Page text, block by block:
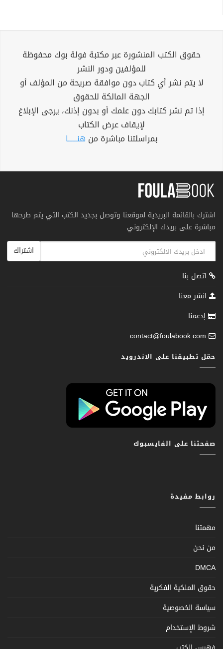
حقوق الكتب المنشورة عبر مكتبة فولة بوك محفوظة
للمؤلفين ودور النشر
لا يتم نشر أي كتاب دون موافقة صريحة من المؤلف أو
الجهة المالكة للحقوق
إذا تم نشر كتابك دون علمك أو بدون إذنك، يرجى الإبلاغ
لإيقاف عرض الكتاب
بمراسلتنا مباشرة من هنــــــا
اشترك بالقائمة البريدية لموقعنا وتوصل بجديد الكتب التي يتم طرحها
مباشرة على بريدك الإلكتروني
اشتراك
اتصل بنا
انشر معنا
إدعمنا
contact@foulabook.com
حمّل تطبيقنا على الاندرويد
صفحتنا على الفايسبوك
روابط مفيدة
مهمتنا
من نحن
DMCA
حقوق الملكية الفكرية
سياسة الخصوصية
شروط الإستخدام